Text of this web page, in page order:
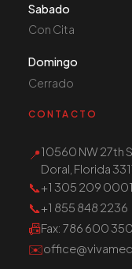
Sabado
Con Cita
Domingo
Cerrado
CONTACTO
📍10560 NW 27th
Doral, Florida
📞+1 305 209 0001
📞+1 855 848 2236
📠Fax: 786 600
✉️